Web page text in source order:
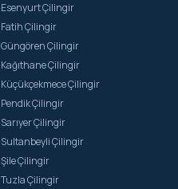
Esenyurt Çilingir
Fatih Çilingir
Güngören Çilingir
Kağıthane Çilingir
Küçükçekmece Çilingir
Pendik Çilingir
Sarıyer Çilingir
Sultanbeyli Çilingir
Şile Çilingir
Tuzla Çilingir